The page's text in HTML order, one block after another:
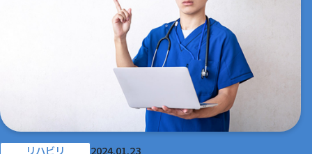
リハビリ 2024.01.23